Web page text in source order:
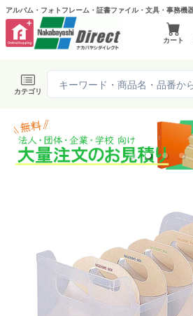
アルバム・フォトフレーム・証書ファイル・文具・事務機
カート
カテゴリ